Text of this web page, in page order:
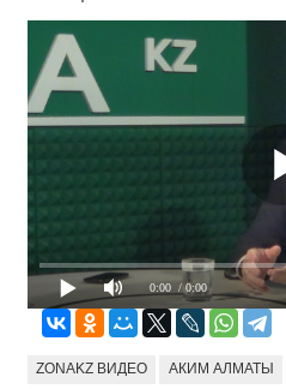
0:00 / 0:00
ZONAKZ ВИДЕО АКИМ АЛМАТЫ